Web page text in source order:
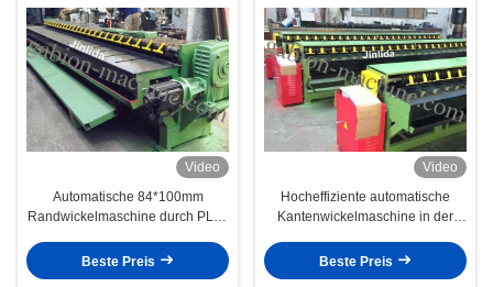
Video
Automatische 84*100mm
Randwickelmaschine durch PLC-
Drahtnetz
Beste Preis
Video
Hocheffiziente automatische
Kantenwickelmaschine in der
Beste Preis